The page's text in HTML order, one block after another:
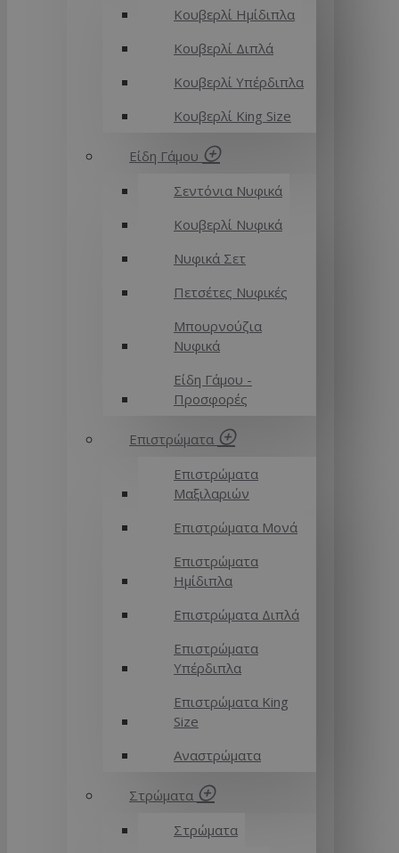
Κουβερλί Ημίδιπλα
Κουβερλί Διπλά
Κουβερλί Υπέρδιπλα
Κουβερλί King Size
Είδη Γάμου
Σεντόνια Νυφικά
Κουβερλί Νυφικά
Νυφικά Σετ
Πετσέτες Νυφικές
Μπουρνούζια
Νυφικά
Είδη Γάμου -
Προσφορές
Επιστρώματα
Επιστρώματα
Μαξιλαριών
Επιστρώματα Μονά
Επιστρώματα
Ημίδιπλα
Επιστρώματα Διπλά
Επιστρώματα
Υπέρδιπλα
Επιστρώματα King
Size
Αναστρώματα
Στρώματα
Στρώματα